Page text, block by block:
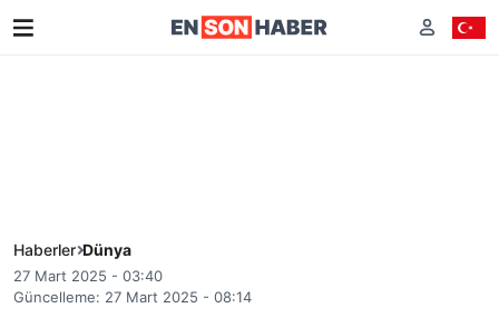
Haberler Dünya
27 Mart 2025 - 03:40
Güncelleme: 27 Mart 2025 - 08:14